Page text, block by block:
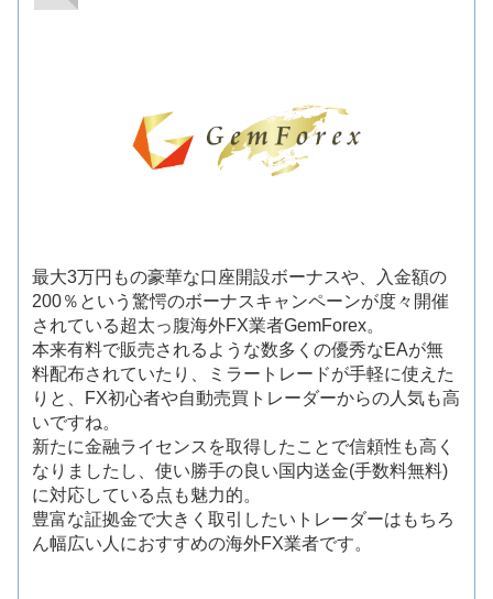
最大3万円もの豪華な口座開設ボーナスや、入金額の
200％という驚愕のボーナスキャンペーンが度々開催
されている超太っ腹海外FX業者GemForex。
本来有料で販売されるような数多くの優秀なEAが無
料配布されていたり、ミラートレードが手軽に使えた
りと、FX初心者や自動売買トレーダーからの人気も高
いですね。
新たに金融ライセンスを取得したことで信頼性も高く
なりましたし、使い勝手の良い国内送金(手数料無料)
に対応している点も魅力的。
豊富な証拠金で大きく取引したいトレーダーはもちろ
ん幅広い人におすすめの海外FX業者です。